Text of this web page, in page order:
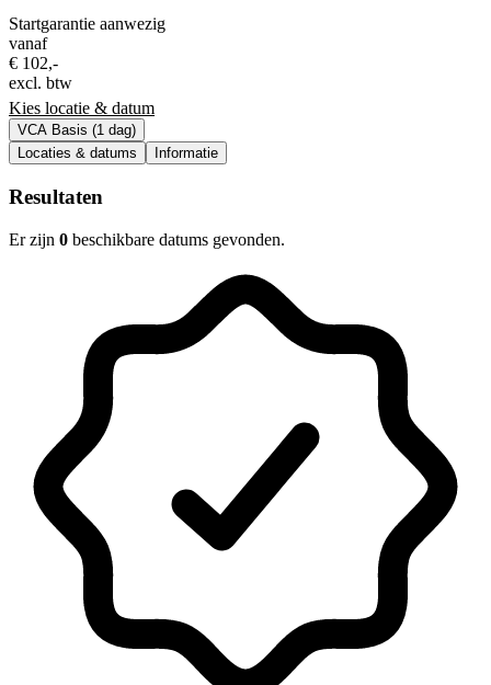
Startgarantie aanwezig
vanaf
€ 102,-
excl. btw
Kies locatie & datum
VCA Basis (1 dag)
Locaties & datums
Informatie
Resultaten
Er zijn 0 beschikbare datums gevonden.